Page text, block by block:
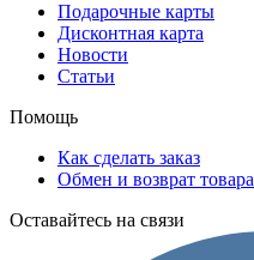
Подарочные карты
Дисконтная карта
Новости
Статьи
Помощь
Как сделать заказ
Обмен и возврат товара
Оставайтесь на связи